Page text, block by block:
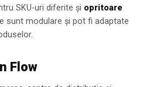
SKU-uri diferite și opritoare
sunt modulare și pot fi adaptate
Flow